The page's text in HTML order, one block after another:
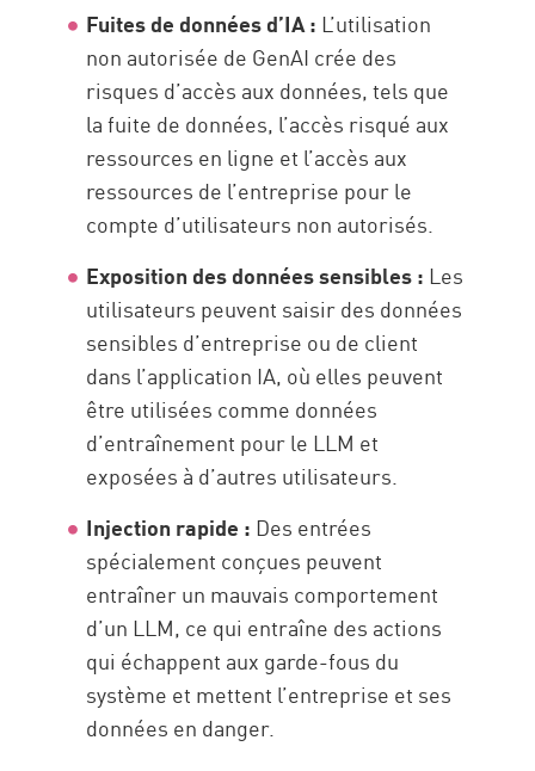
Fuites de données d’IA : L’utilisation
non autorisée de GenAI crée des
risques d’accès aux données, tels que
la fuite de données, l’accès risqué aux
ressources en ligne et l’accès aux
ressources de l’entreprise pour le
compte d’utilisateurs non autorisés.
Exposition des données sensibles : Les
utilisateurs peuvent saisir des données
sensibles d’entreprise ou de client
dans l’application IA, où elles peuvent
être utilisées comme données
d’entraînement pour le LLM et
exposées à d’autres utilisateurs.
Injection rapide : Des entrées
spécialement conçues peuvent
entraîner un mauvais comportement
d’un LLM, ce qui entraîne des actions
qui échappent aux garde-fous du
système et mettent l’entreprise et ses
données en danger.